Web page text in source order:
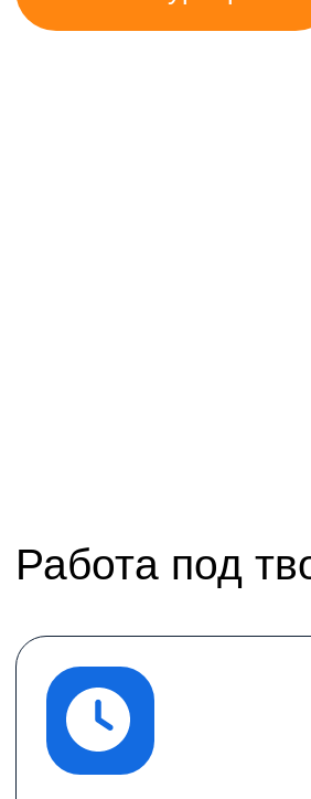
Работай утром, вечером или
только по выходным — ты сам
определяешь свой график
Доставляй как